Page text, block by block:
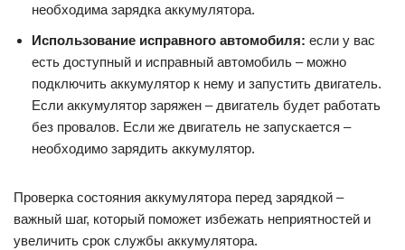
необходима зарядка аккумулятора.
Использование исправного автомобиля: если у вас
есть доступный и исправный автомобиль – можно
подключить аккумулятор к нему и запустить двигатель.
Если аккумулятор заряжен – двигатель будет работать
без провалов. Если же двигатель не запускается –
необходимо зарядить аккумулятор.
Проверка состояния аккумулятора перед зарядкой –
важный шаг, который поможет избежать неприятностей и
увеличить срок службы аккумулятора.